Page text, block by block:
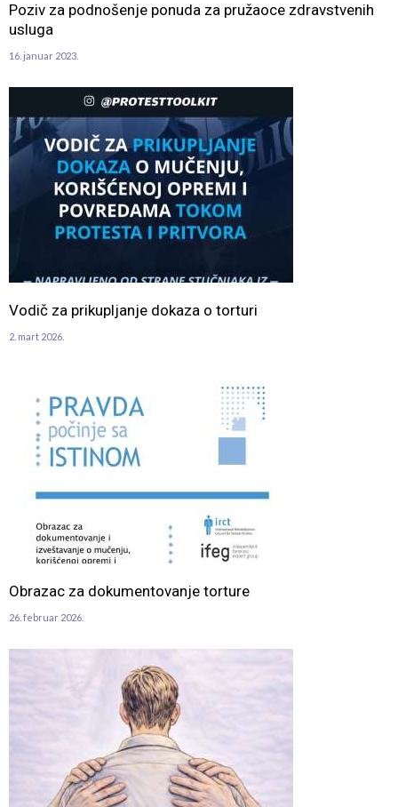
Poziv za podnošenje ponuda za pružaoce zdravstvenih
usluga
16. januar 2023.
Vodič za prikupljanje dokaza o torturi
2. mart 2026.
Obrazac za dokumentovanje torture
26. februar 2026.